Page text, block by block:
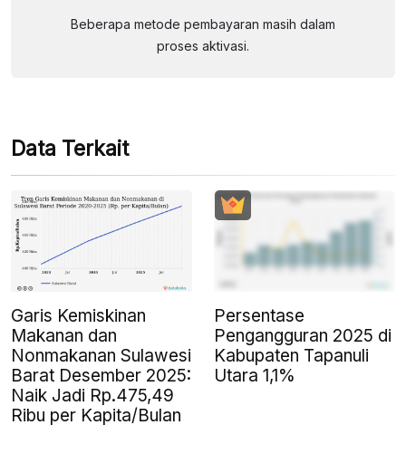
Beberapa metode pembayaran masih dalam
proses aktivasi.
Data Terkait
Garis Kemiskinan
Makanan dan
Nonmakanan Sulawesi
Barat Desember 2025:
Naik Jadi Rp.475,49
Ribu per Kapita/Bulan
Persentase
Pengangguran 2025 di
Kabupaten Tapanuli
Utara 1,1%